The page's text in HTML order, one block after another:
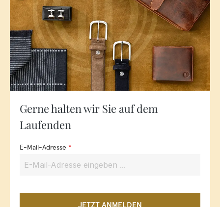
Gerne halten wir Sie auf dem
Laufenden
E-Mail-Adresse *
JETZT ANMELDEN